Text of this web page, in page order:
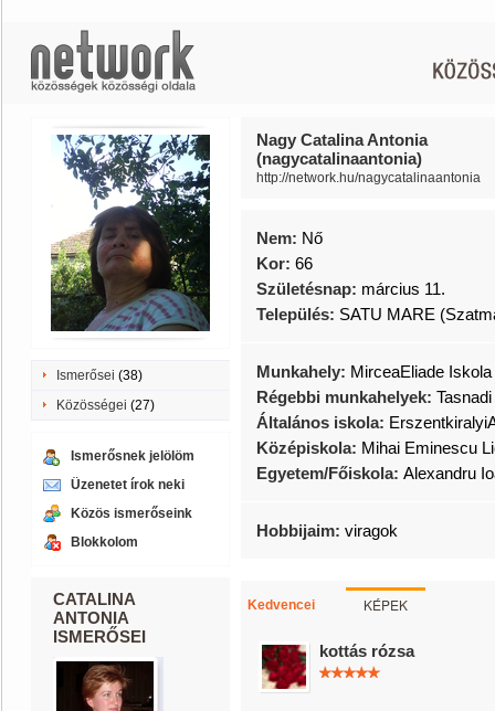
Ismerősei (38)
Közösségei (27)
Ismerősnek jelölöm
Üzenetet írok neki
Közös ismerőseink
Blokkolom
CATALINA
ANTONIA
ISMERŐSEI
Nagy Catalina Antonia
(nagycatalinaantonia)
http://network.hu/nagycatalinaantonia
Nem: Nő
Kor: 66
Születésnap: március 11.
Település: SATU MARE
Munkahely: MirceaEliade Iskola
Régebbi munkahelyek:
Általános iskola:
Középiskola: Mihai Eminescu
Egyetem/Főiskola: Alexandru
Hobbijaim: viragok
Kedvencei KÉPEK
kottás rózsa